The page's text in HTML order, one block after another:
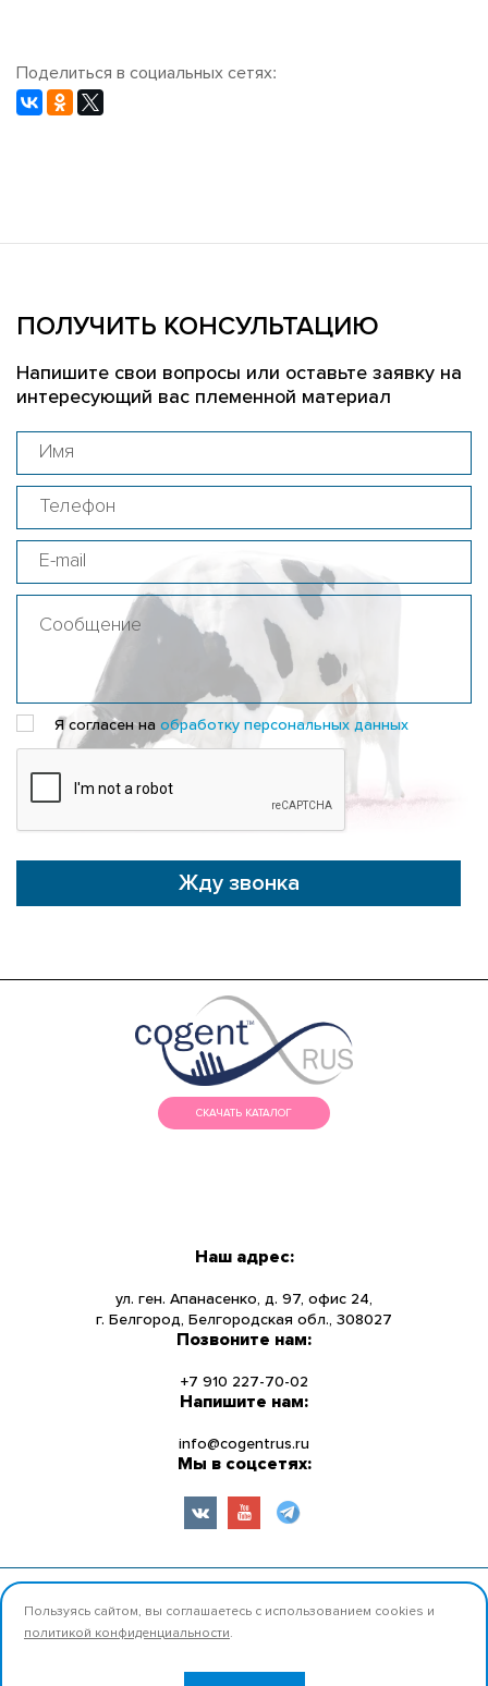
Поделиться в социальных сетях:
ПОЛУЧИТЬ КОНСУЛЬТАЦИЮ
Напишите свои вопросы или оставьте заявку на
интересующий вас племенной материал
Я согласен на обработку персональных данных
Жду звонка
СКАЧАТЬ КАТАЛОГ
НОВОСТИ
УСЛУГИ
ИНФОРМАЦИЯ
КОНТАКТЫ
Наш адрес:
ул. ген. Апанасенко, д. 97, офис 24,
г. Белгород, Белгородская обл., 308027
Позвоните нам:
+7 910 227-70-02
Напишите нам:
info@cogentrus.ru
Мы в соцсетях:
© 2026 ООО «Коджент Рус» Все права защищены.
Пользуясь сайтом, вы соглашаетесь с использованием cookies и
политикой конфиденциальности.